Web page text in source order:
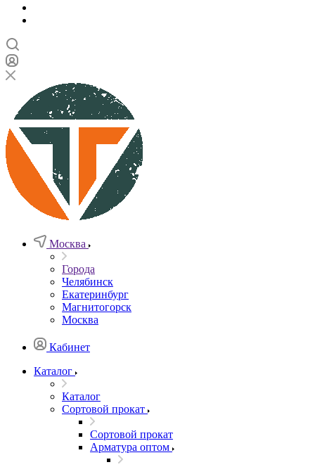
Москва
Города
Челябинск
Екатеринбург
Магнитогорск
Москва
Кабинет
Каталог
Каталог
Сортовой прокат
Сортовой прокат
Арматура оптом